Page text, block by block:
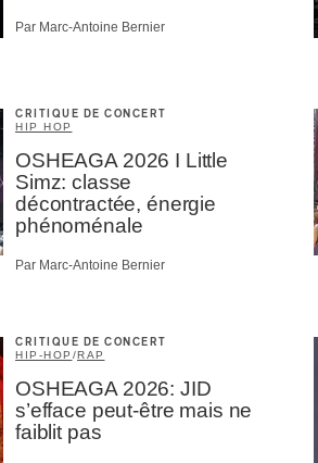
Par Marc-Antoine Bernier
CRITIQUE DE CONCERT
HIP HOP
OSHEAGA 2026 I Little
Simz: classe
décontractée, énergie
phénoménale
Par Marc-Antoine Bernier
CRITIQUE DE CONCERT
HIP-HOP /RAP
OSHEAGA 2026: JID
s’efface peut-être mais ne
faiblit pas